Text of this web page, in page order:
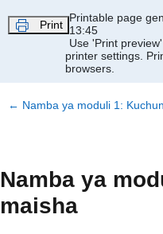
Print
Printable page
13:45
Use 'Print
printer settings.
browsers.
← Namba ya moduli 1:
Namba ya
maisha